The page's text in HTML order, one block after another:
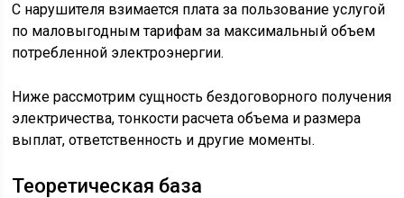
С нарушителя взимается плата за пользование услугой
по маловыгодным тарифам за максимальный объем
потребленной электроэнергии.
Ниже рассмотрим сущность бездоговорного получения
электричества, тонкости расчета объема и размера
выплат, ответственность и другие моменты.
Теоретическая база